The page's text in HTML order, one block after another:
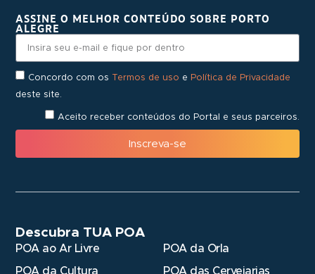
ASSINE O MELHOR CONTEÚDO SOBRE PORTO
ALEGRE
Concordo com os Termos de uso e Política de Privacidade
deste site.
Aceito receber conteúdos do Portal e seus parceiros.
Inscreva-se
Descubra TUA POA
POA ao Ar Livre
POA da Cultura
POA da Orla
POA das Cervejarias